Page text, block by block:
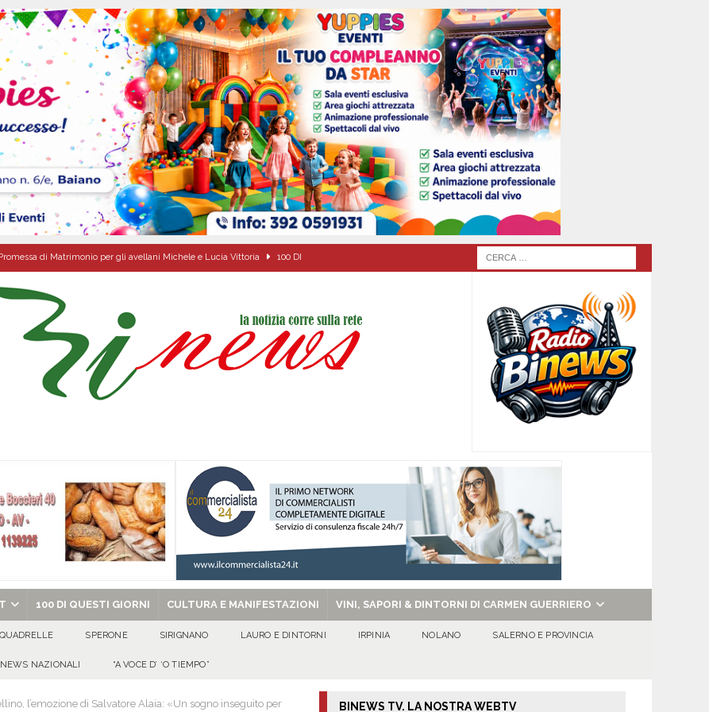
Promessa di Matrimonio per gli avellani Michele e Lucia Vittoria 100 DI
si chiude con una serata di emozioni e il primo campeggio nel Convento di
i granata in Promozione ATTUALITA'
presta giuramento nella Polizia di Stato
mafioso: due persone in carcere dopo l’inchiesta della DDA di Napoli
celebra il Martirio di san Giovanni Battista e santa Sabina EVIDENZA
100 DI QUESTI GIORNI CULTURA E MANIFESTAZIONI VINI, SAPORI & DINTORNI DI CARMEN GUERRIERO
QUADRELLE SPERONE SIRIGNANO LAURO E DINTORNI IRPINIA NOLANO SALERNO E PROVINCIA
NEWS NAZIONALI “A VOCE D’ ‘O TIEMPO”
l’emozione di Salvatore Alaia: «Un sogno inseguito per BINEWS TV. LA NOSTRA WEBTV